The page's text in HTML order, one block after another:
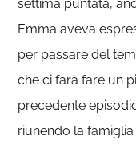
settima puntata,
Emma aveva
per passare del
che ci farà fare un
precedente
riunendo la